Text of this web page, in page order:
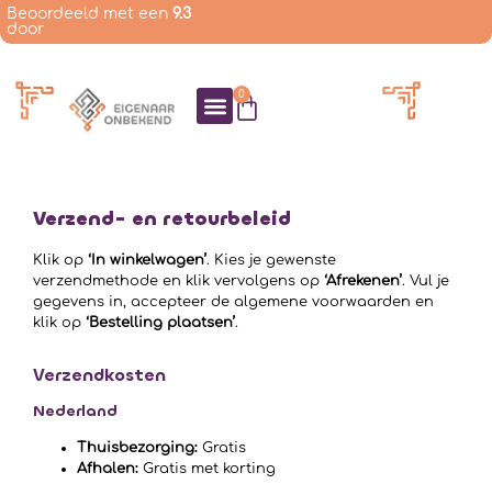
Beoordeeld met een 9.3
door
0
Verzend- en retourbeleid
Klik op ‘In winkelwagen’. Kies je gewenste
verzendmethode en klik vervolgens op ‘Afrekenen’. Vul je
gegevens in, accepteer de algemene voorwaarden en
klik op ‘Bestelling plaatsen’.
Verzendkosten
Nederland
Thuisbezorging: Gratis
Afhalen: Gratis met korting